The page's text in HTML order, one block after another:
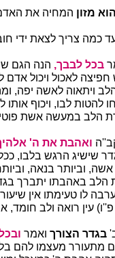
מזון המחיה את
כמה צריך לצאת ידי
בכל לבבך, הנה הגם
לאכול ויכול אדם
ויתאוה לאשה יפה,
להטות לבו, ויכוף
הלב במעשה אשת
ואהבת את ה'
שישיג הרגש בלבו,
וביותר בנאה,
באהבתו יתברך
לו טעימתו אין
עין רואה ולב חומד,
בגדר הצורך ואמר
מתעורר מעצמו להם